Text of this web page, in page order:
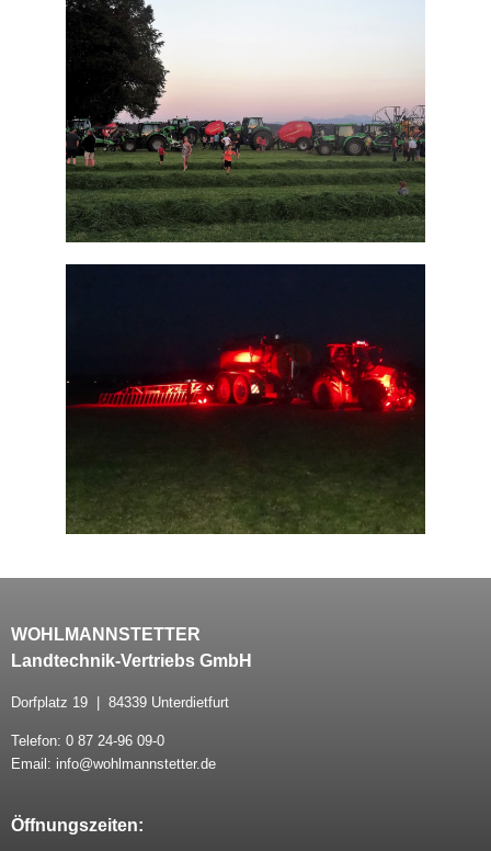
WOHLMANNSTETTER
Landtechnik-Vertriebs GmbH
Dorfplatz 19 | 84339 Unterdietfurt
Telefon: 0 87 24-96 09-0
Email: info@wohlmannstetter.de
Öffnungszeiten: